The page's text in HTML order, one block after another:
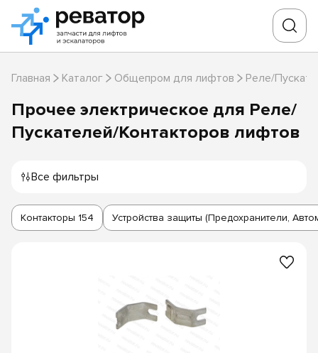
Главная Каталог Общепром для лифтов Реле/
Прочее электрическое для Реле/
Пускателей/Контакторов лифтов
Все фильтры
Контакторы 154 Устройства защиты (Предохранители,